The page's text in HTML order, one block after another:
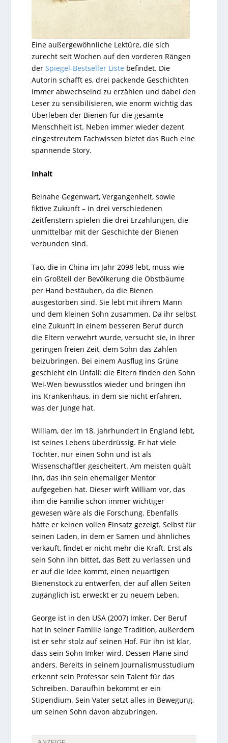
Eine außergewöhnliche Lektüre, die sich
zurecht seit Wochen auf den vorderen Rängen
derSpiegel-Bestseller Liste befindet. Die
Autorin schafft es, drei packende Geschichten
immer abwechselnd zu erzählen und dabei den
Leser zu sensibilisieren, wie enorm wichtig das
Überleben der Bienen für die gesamte
Menschheit ist. Neben immer wieder dezent
eingestreutem Fachwissen bietet das Buch eine
spannende Story.
Inhalt
Beinahe Gegenwart, Vergangenheit, sowie
fiktive Zukunft – in drei verschiedenen
Zeitfenstern spielen die drei Erzählungen, die
unmittelbar mit der Geschichte der Bienen
verbunden sind.
Tao, die in China im Jahr 2098 lebt, muss wie
ein Großteil der Bevölkerung die Obstbäume
per Hand bestäuben, da die Bienen
ausgestorben sind. Sie lebt mit ihrem Mann
und dem kleinen Sohn zusammen. Da ihr selbst
eine Zukunft in einem besseren Beruf durch
die Eltern verwehrt wurde, versucht sie, in ihrer
geringen freien Zeit, dem Sohn das Zählen
beizubringen. Bei einem Ausflug ins Grüne
geschieht ein Unfall: die Eltern finden den Sohn
Wei-Wen bewusstlos wieder und bringen ihn
ins Krankenhaus, in dem sie nicht erfahren,
was der Junge hat.
William, der im 18. Jahrhundert in England lebt,
ist seines Lebens überdrüssig. Er hat viele
Töchter, nur einen Sohn und ist als
Wissenschaftler gescheitert. Am meisten quält
ihn, das ihn sein ehemaliger Mentor
aufgegeben hat. Dieser wirft William vor, das
ihm die Familie schon immer wichtiger
gewesen wäre als die Forschung. Ebenfalls
hätte er keinen vollen Einsatz gezeigt. Selbst für
seinen Laden, in dem er Samen und ähnliches
verkauft, findet er nicht mehr die Kraft. Erst als
sein Sohn ihn bittet, das Bett zu verlassen und
er auf die Idee kommt, einen neuartigen
Bienenstock zu entwerfen, der auf allen Seiten
zugänglich ist, erweckt er zu neuem Leben.
George ist in den USA (2007) Imker. Der Beruf
hat in seiner Familie lange Tradition, außerdem
ist er sehr stolz auf seinen Hof. Für ihn ist klar,
dass sein Sohn Imker wird. Dessen Pläne sind
anders. Bereits in seinem Journalismusstudium
erkennt sein Professor sein Talent für das
Schreiben. Daraufhin bekommt er ein
Stipendium. Sein Vater setzt alles in Bewegung,
um seinen Sohn davon abzubringen.